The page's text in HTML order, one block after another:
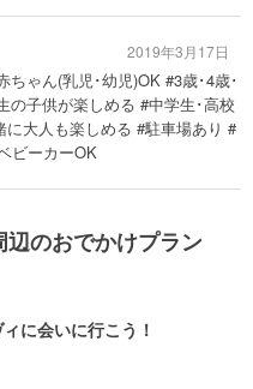
ちゃん(乳児･幼児)OK #3歳･4歳･
の子供が楽しめる #中学生･高校
大人も楽しめる #駐車場あり #
ビーカーOK
2019年3月17日
のおでかけプラン
に会いに行こう！